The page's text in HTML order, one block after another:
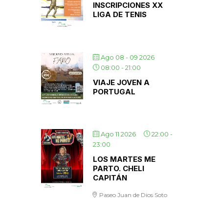
INSCRIPCIONES XX
LIGA DE TENIS
Ago 08 - 09 2026
08:00 -21:00
VIAJE JOVEN A
PORTUGAL
Ago 11 2026 22:00 -
23:00
LOS MARTES ME
PARTO. CHELI
CAPITÁN
Paseo Juan de Dios Soto